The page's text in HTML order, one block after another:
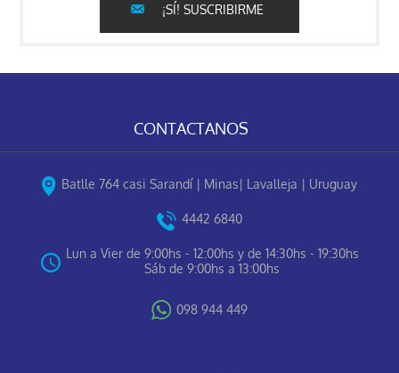
¡SÍ! SUSCRIBIRME
CONTACTANOS
Batlle 764 casi Sarandí | Minas| Lavalleja | Uruguay
4442 6840
Lun a Vier de 9:00hs - 12:00hs y de 14:30hs - 19:30hs
Sáb de 9:00hs a 13:00hs
098 944 449